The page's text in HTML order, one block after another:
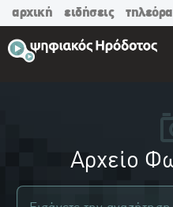
αρχική ειδήσεις
Αρχείο